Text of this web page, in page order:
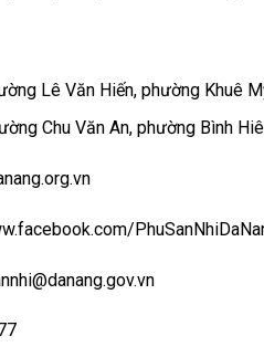
Lê Văn Hiến, phường Khuê
Chu Văn An, phường Bình